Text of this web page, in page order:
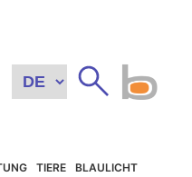
TIERE BLAULICHT